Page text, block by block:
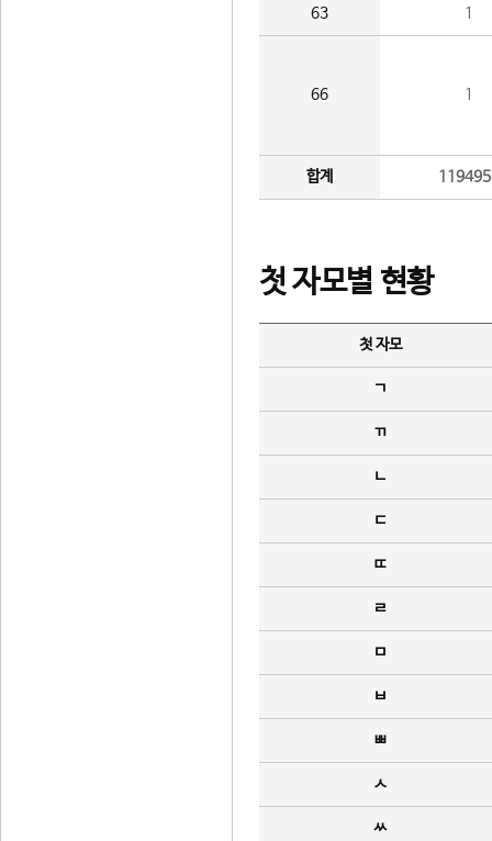
63 1
66 1
합계
첫 자모별 현황
첫 자모
ㄱ
ㄲ
ㄴ
ㄷ
ㄸ
ㄹ
ㅁ
ㅂ
ㅃ
ㅅ
ㅆ